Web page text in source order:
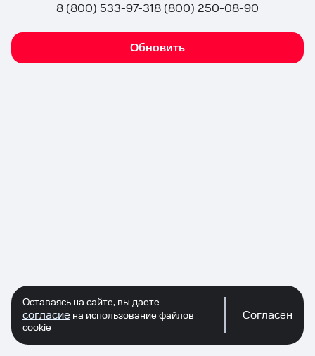
8 (800) 533-97-318 (800) 250-08-90
Обновить
Оставаясь на сайте, вы даете
согласие на использование файлов
cookie
Согласен